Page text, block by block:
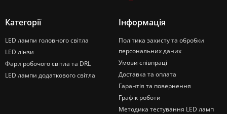
Категорії
LED лампи головного світла
LED лінзи
Фари робочого світла та DRL
LED лампи додаткового світла
Інформація
Політика захисту та обробки
персональних даних
Умови співпраці
Доставка та оплата
Гарантія та повернення
Графік роботи
Методика тестування LED ламп